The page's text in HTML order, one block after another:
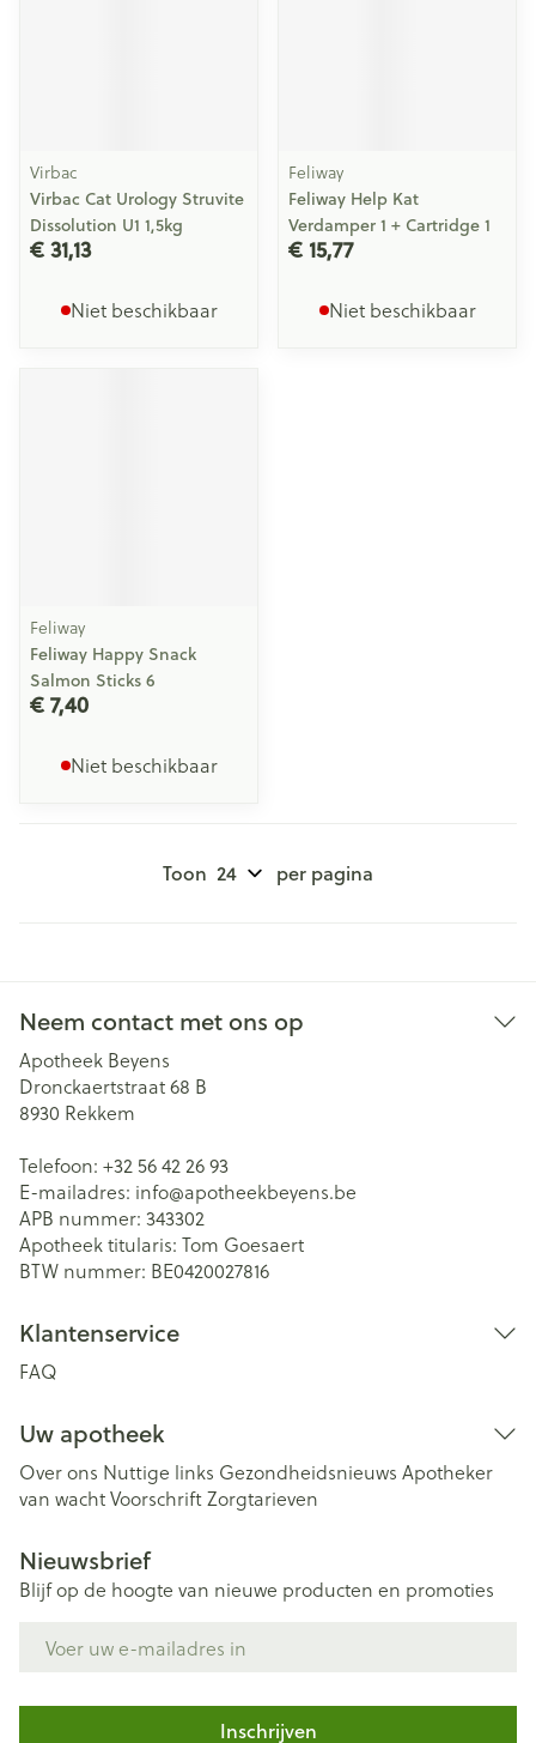
Virbac
Virbac Cat Urology Struvite
Dissolution U1 1,5kg
€ 31,13
Niet beschikbaar
Feliway
Feliway Help Kat
Verdamper 1 + Cartridge 1
€ 15,77
Niet beschikbaar
Feliway
Feliway Happy Snack
Salmon Sticks 6
€ 7,40
Niet beschikbaar
Toon per pagina
Neem contact met ons op
Apotheek Beyens
Dronckaertstraat 68 B
8930 Rekkem
Telefoon: +32 56 42 26 93
E-mailadres: info@apotheekbeyens.be
APB nummer: 343302
Apotheek titularis: Tom Goesaert
BTW nummer: BE0420027816
Klantenservice
FAQ
Uw apotheek
Over ons Nuttige links Gezondheidsnieuws Apotheker
van wachtVoorschriftZorgtarieven
Nieuwsbrief
Blijf op de hoogte van nieuwe producten en promoties
Inschrijven